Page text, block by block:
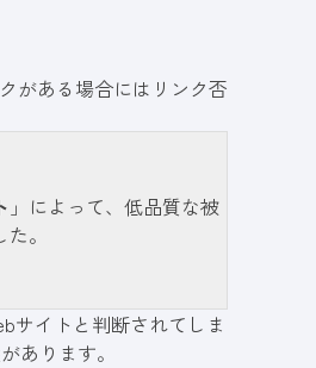
がある場合にはリンク否
」によって、低品質な被
。
サイトと判断されてしま
あります。